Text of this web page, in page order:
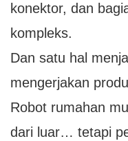
konektor, dan
kompleks.
Dan satu hal
mengerjakan
Robot rumahan
dari luar… tetapi